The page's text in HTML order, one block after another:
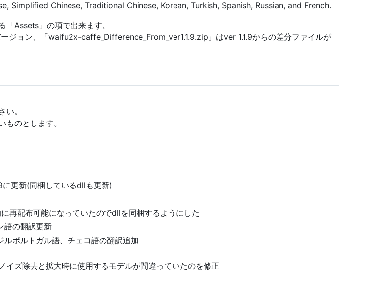
Simplified Chinese, Traditional Chinese, Korean, Turkish, Spanish, Russian, and French.
「Assets」の項で出来ます。
ジョン、「waifu2x-caffe_Difference_From_ver1.1.9.zip」はver 1.1.9からの差分ファイルが
い。
ものとします。
更新(同梱しているdllも更新)
再配布可能になっていたのでdllを同梱するようにした
語の翻訳更新
ルポルトガル語、チェコ語の翻訳追加
イズ除去と拡大時に使用するモデルが間違っていたのを修正